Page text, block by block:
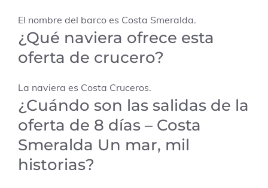
El nombre del barco es Costa Smeralda.
¿Qué naviera ofrece esta
oferta de crucero?
La naviera es Costa Cruceros.
¿Cuándo son las salidas de la
oferta de 8 días – Costa
Smeralda Un mar, mil
historias?